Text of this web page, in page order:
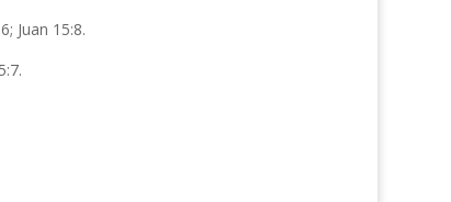
Juan 15:8.